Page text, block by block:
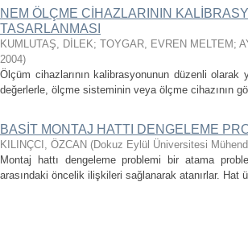
NEM ÖLÇME CİHAZLARININ
TASARLANMASI
KUMLUTAŞ, DİLEK; TOYGAR, EVREN MELTEM ;
2004)
Ölçüm cihazlarının kalibrasyonunun düzenli
değerlerle, ölçme sisteminin veya ölçme cihazının
BASİT MONTAJ HATTI DENGELEME
KILINÇCI, ÖZCAN (Dokuz Eylül Üniversitesi
Montaj hattı dengeleme problemi bir atama
arasındaki öncelik ilişkileri sağlanarak atanırlar.